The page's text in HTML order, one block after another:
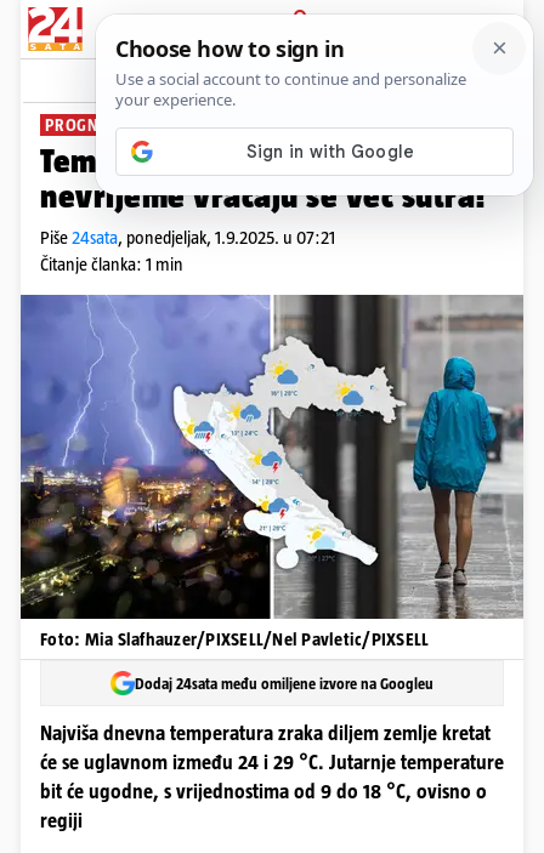
PRIJAVA
News Komentari
PROGNOZA VREMENA
Temperature i do 29 °C, a kiša i
nevrijeme vraćaju se već sutra!
Piše24sata, ponedjeljak, 1.9.2025. u 07:21
Čitanje članka: 1 min
Foto: Mia Slafhauzer/PIXSELL/Nel Pavletic/PIXSELL
Dodaj 24sata među omiljene izvore na Googleu
Najviša dnevna temperatura zraka diljem zemlje kretat
će se uglavnom između 24 i 29 °C. Jutarnje temperature
bit će ugodne, s vrijednostima od 9 do 18 °C, ovisno o
regiji